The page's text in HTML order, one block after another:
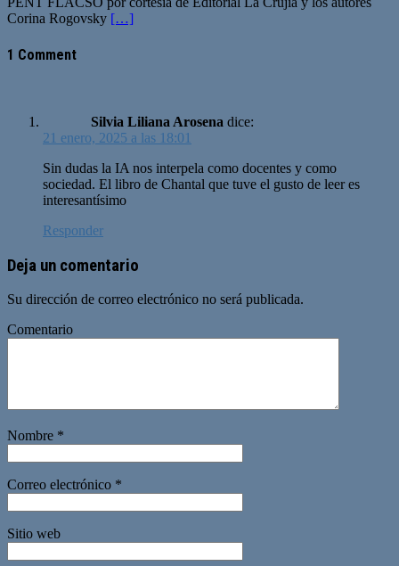
Corina Rogovsky […]
1 Comment
Silvia Liliana Arosena dice:
21 enero, 2025 a las 18:01
Sin dudas la IA nos interpela como docentes y como
sociedad. El libro de Chantal que tuve el gusto de leer es
interesantísimo
Responder
Deja un comentario
Su dirección de correo electrónico no será publicada.
Comentario
Nombre *
Correo electrónico *
Sitio web